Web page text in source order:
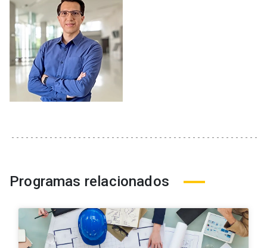
Programas relacionados